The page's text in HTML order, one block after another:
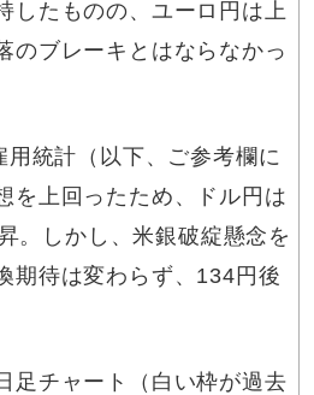
したものの、ユーロ円は上
のブレーキとはならなかっ
用統計（以下、ご参考欄に
を上回ったため、ドル円は
。しかし、米銀破綻懸念を
期待は変わらず、134円後
足チャート（白い枠が過去